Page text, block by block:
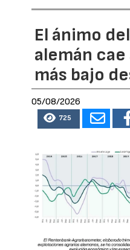
El ánimo
alemán cae
más bajo
05/08/2026
725